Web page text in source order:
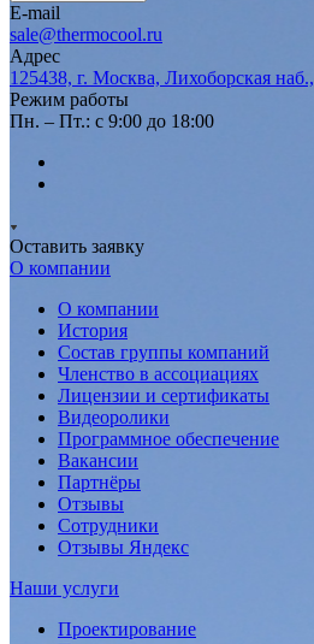
E-mail
sale@thermocool.ru
Адрес
125438, г. Москва, Лихоборская
Режим работы
Пн. – Пт.: с 9:00 до 18:00
Оставить заявку
О компании
О компании
История
Состав группы компаний
Членство в ассоциациях
Лицензии и сертификаты
Видеоролики
Программное обеспечение
Вакансии
Партнёры
Отзывы
Сотрудники
Отзывы Яндекс
Наши услуги
Проектирование